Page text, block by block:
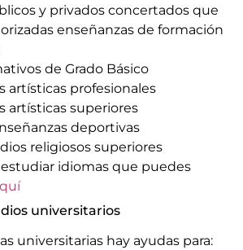
y privados concertados que
enseñanzas de formación
de Grado Básico
artísticas profesionales
artísticas superiores
deportivas
religiosos superiores
estudiar idiomas que puedes
universitarios
universitarias hay ayudas para: